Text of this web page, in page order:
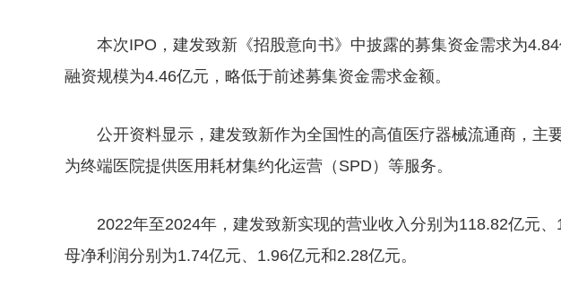
本次IPO，建发致新《招股意向书》中披露的募集资金需求为
融资规模为4.46亿元，略低于前述募集资金需求金额。
公开资料显示，建发致新作为全国性的高值医疗器械流通商，主
为终端医院提供医用耗材集约化运营（SPD）等服务。
2022年至2024年，建发致新实现的营业收入分别为118.82亿元
母净利润分别为1.74亿元、1.96亿元和2.28亿元。